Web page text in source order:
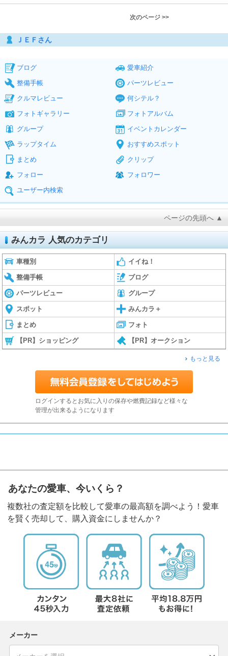
次のページ >>
ＪＥＦさん
ブログ
愛車紹介
整備手帳
パーツレビュー
クルマレビュー
何シテル？
フォトギャラリー
フォトアルバム
グループ
イベントカレンダー
ラップタイム
おすすめスポット
まとめ
クリップ
フォロー
フォロワー
ユーザー内検索
ページの先頭へ ▲
みんカラ 人気のカテゴリ
車種別 イイね！
整備手帳 ブログ
パーツレビュー グループ
スポット みんカラ＋
まとめ フォト
【PR】ショッピング 【PR】オークション
もっと見る
ログインするとお気に入りの保存や燃費記録など様々な
管理が出来るようになります
あなたの愛車、今いくら？
複数社の査定額を比較して愛車の最高額を調べよう！愛車
を賢く売却して、購入資金にしませんか？
メーカー